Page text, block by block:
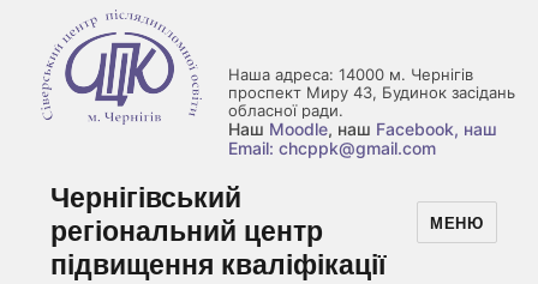
Наша адреса: 14000 м. Чернігів
проспект Миру 43, Будинок засідань
обласної ради.
Наш Moodle, наш Facebook, наш
Email: chcppk@gmail.com
Чернігівський
регіональний центр
підвищення кваліфікації
МЕНЮ